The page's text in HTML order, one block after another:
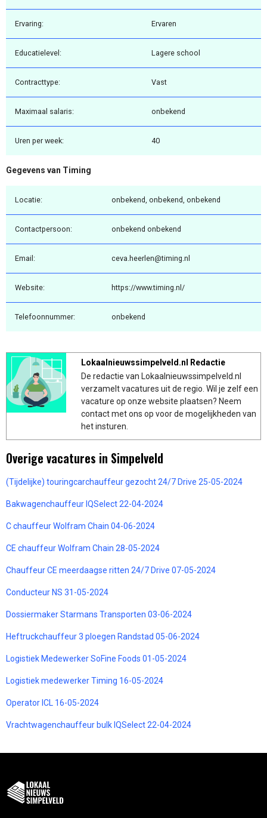
Ervaring: Ervaren
Educatielevel: Lagere school
Contracttype: Vast
Maximaal salaris: onbekend
Uren per week: 40
Gegevens van Timing
Locatie: onbekend, onbekend, onbekend
Contactpersoon: onbekend onbekend
Email: ceva.heerlen@timing.nl
Website: https://www.timing.nl/
Telefoonnummer: onbekend
Lokaalnieuwssimpelveld.nl Redactie
De redactie van Lokaalnieuwssimpelveld.nl
verzamelt vacatures uit de regio. Wil je zelf een
vacature op onze website plaatsen? Neem
contact met ons op voor de mogelijkheden van
het insturen.
Overige vacatures in Simpelveld
(Tijdelijke) touringcarchauffeur gezocht 24/7 Drive 25-05-2024
Bakwagenchauffeur IQSelect 22-04-2024
C chauffeur Wolfram Chain 04-06-2024
CE chauffeur Wolfram Chain 28-05-2024
Chauffeur CE meerdaagse ritten 24/7 Drive 07-05-2024
Conducteur NS 31-05-2024
Dossiermaker Starmans Transporten 03-06-2024
Heftruckchauffeur 3 ploegen Randstad 05-06-2024
Logistiek Medewerker SoFine Foods 01-05-2024
Logistiek medewerker Timing 16-05-2024
Operator ICL 16-05-2024
Vrachtwagenchauffeur bulk IQSelect 22-04-2024